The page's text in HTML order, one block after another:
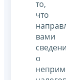
то,
что
вами
о